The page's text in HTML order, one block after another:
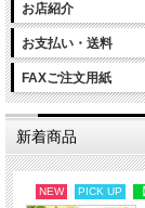
お店紹介
お支払い・送料
FAXご注文用紙
新着商品
NEW PICK UP